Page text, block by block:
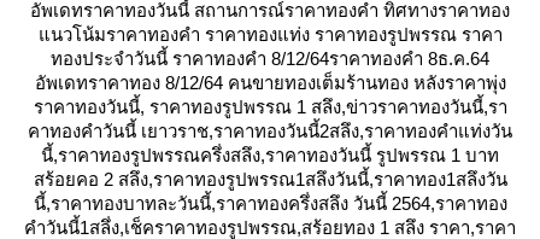
อัพเดทราคาทองวันนี้ สถานการณ์ราคาทองคำ ทิศทางราคาทอง
นวโน้มราคาทองคำ ราคาทองแท่ง ราคาทองรูปพรรณ ราคา
ทองประจำวันนี้ ราคาทองคำ 8/12/64ราคาทองคำ 8ธ.ค.64
อัพเดทราคาทอง 8/12/64 คนขายทองเต็มร้านทอง หลังราคาพุ่ง
ราคาทองวันนี้, ราคาทองรูปพรรณ 1 สลึง,ข่าวราคาทองวันนี้,รา
คาทองคําวันนี้ เยาวราช,ราคาทองวันนี้2สลึง,ราคาทองคําแท่งวัน
นี้,ราคาทองรูปพรรณครึ่งสลึง,ราคาทองวันนี้ รูปพรรณ 1 บาท
สร้อยคอ 2 สลึง,ราคาทองรูปพรรณ1สลึงวันนี้,ราคาทอง1สลึงวัน
นี้,ราคาทองบาทละวันนี้,ราคาทองครึ่งสลึง วันนี้ 2564,ราคาทอง
คําวันนี้1สลึ่ง,เช็คราคาทองรูปพรรณ,สร้อยทอง 1 สลึง ราคา,ราคา